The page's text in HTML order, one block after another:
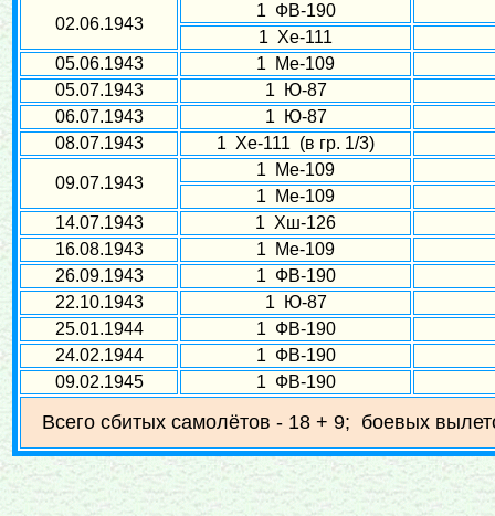
02.06.1943
1 ФВ-190
1 Хе-111
05.06.1943
1 Ме-109
05.07.1943
1 Ю-87
06.07.1943
1 Ю-87
08.07.1943
1 Хе-111 (в гр. 1/3)
09.07.1943
1 Ме-109
1 Ме-109
14.07.1943
1 Хш-126
16.08.1943
1 Ме-109
26.09.1943
1 ФВ-190
22.10.1943
1 Ю-87
25.01.1944
1 ФВ-190
24.02.1944
1 ФВ-190
09.02.1945
1 ФВ-190
Всего сбитых самолётов - 18 + 9; боевых